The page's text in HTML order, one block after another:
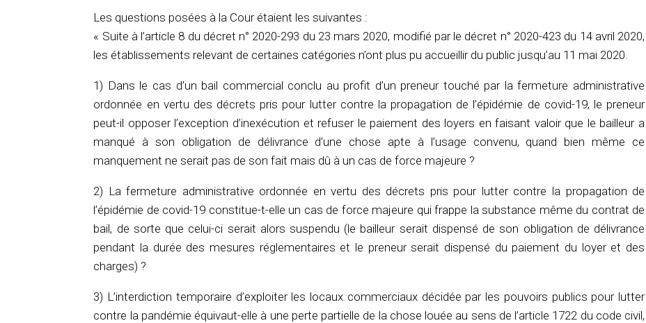
Les questions posées à la Cour étaient les suivantes :
« Suite à l’article 8 du décret n° 2020-293 du 23 mars 2020, modifié par le décret n° 2020-423 du 14 avril 2020,
les établissements relevant de certaines catégories n’ont plus pu accueillir du public jusqu’au 11 mai 2020.
1) Dans le cas d’un bail commercial conclu au profit d’un preneur touché par la fermeture administrative
ordonnée en vertu des décrets pris pour lutter contre la propagation de l’épidémie de covid-19, le preneur
peut-il opposer l’exception d’inexécution et refuser le paiement des loyers en faisant valoir que le bailleur a
manqué à son obligation de délivrance d’une chose apte à l’usage convenu, quand bien même ce
manquement ne serait pas de son fait mais dû à un cas de force majeure ?
2) La fermeture administrative ordonnée en vertu des décrets pris pour lutter contre la propagation de
l’épidémie de covid-19 constitue-t-elle un cas de force majeure qui frappe la substance même du contrat de
bail, de sorte que celui-ci serait alors suspendu (le bailleur serait dispensé de son obligation de délivrance
pendant la durée des mesures réglementaires et le preneur serait dispensé du paiement du loyer et des
charges) ?
3) L’interdiction temporaire d’exploiter les locaux commerciaux décidée par les pouvoirs publics pour lutter
contre la pandémie équivaut-elle à une perte partielle de la chose louée au sens de l’article 1722 du code civil,